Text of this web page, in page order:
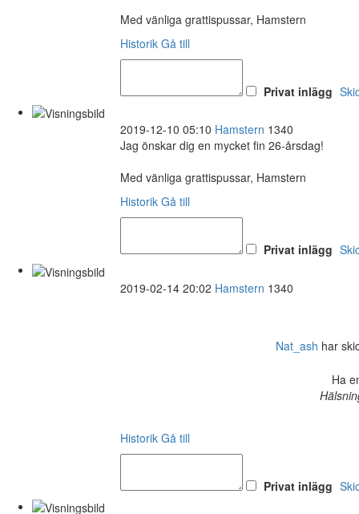
Med vänliga grattispussar, Hamstern
Historik Gå till
Privat inlägg
2019-12-10 05:10 Hamstern 1340
Jag önskar dig en mycket fin 26-årsdag!
Med vänliga grattispussar, Hamstern
Historik Gå till
Privat inlägg
2019-02-14 20:02 Hamstern 1340
Nat_ash har
Ha
Historik Gå till
Privat inlägg